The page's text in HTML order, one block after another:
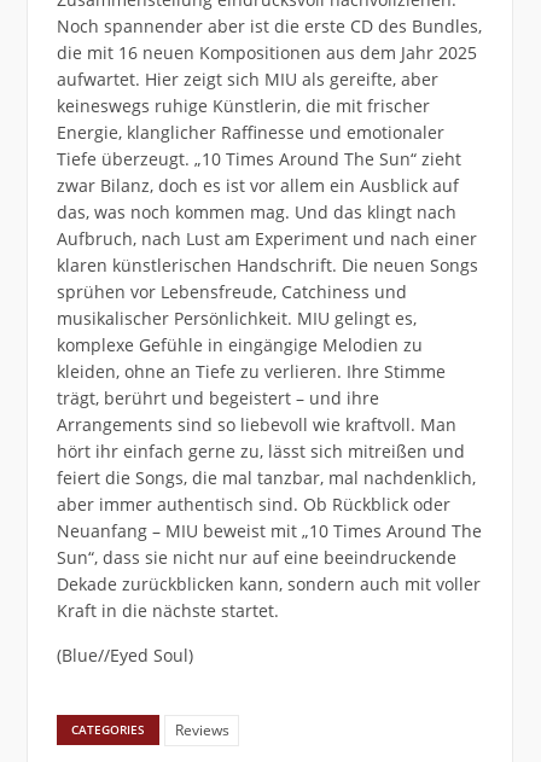
Noch spannender aber ist die erste CD des Bundles,
die mit 16 neuen Kompositionen aus dem Jahr 2025
aufwartet. Hier zeigt sich MIU als gereifte, aber
keineswegs ruhige Künstlerin, die mit frischer
Energie, klanglicher Raffinesse und emotionaler
Tiefe überzeugt. „10 Times Around The Sun“ zieht
zwar Bilanz, doch es ist vor allem ein Ausblick auf
das, was noch kommen mag. Und das klingt nach
Aufbruch, nach Lust am Experiment und nach einer
klaren künstlerischen Handschrift. Die neuen Songs
sprühen vor Lebensfreude, Catchiness und
musikalischer Persönlichkeit. MIU gelingt es,
komplexe Gefühle in eingängige Melodien zu
kleiden, ohne an Tiefe zu verlieren. Ihre Stimme
trägt, berührt und begeistert – und ihre
Arrangements sind so liebevoll wie kraftvoll. Man
hört ihr einfach gerne zu, lässt sich mitreißen und
feiert die Songs, die mal tanzbar, mal nachdenklich,
aber immer authentisch sind. Ob Rückblick oder
Neuanfang – MIU beweist mit „10 Times Around The
Sun“, dass sie nicht nur auf eine beeindruckende
Dekade zurückblicken kann, sondern auch mit voller
Kraft in die nächste startet.
(Blue//Eyed Soul)
CATEGORIES Reviews